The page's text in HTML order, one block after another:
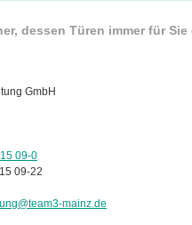
dessen Türen immer für
GmbH
09-0
09-22
mainz.de